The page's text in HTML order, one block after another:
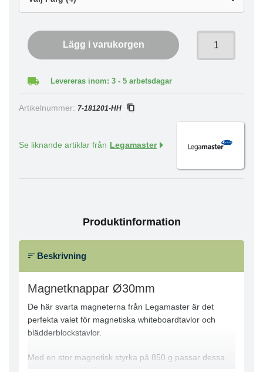
Lägg i varukorgen
Levereras inom: 3 - 5 arbetsdagar
Artikelnummer: 7-181201-HH
Se liknande artiklar från Legamaster
Produktinformation
Beskrivning
Magnetknappar Ø30mm
De här svarta magneterna från Legamaster är det
perfekta valet för magnetiska whiteboardtavlor och
blädderblockstavlor.
Med en stor magnetisk styrka på 850 g passar dessa